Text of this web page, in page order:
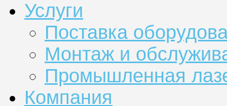
Услуги
Поставка
Монтаж и
Промышленная
Компания